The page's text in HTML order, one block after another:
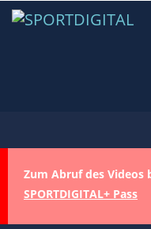
Zum Abruf des Videos
SPORTDIGITAL+ Pass